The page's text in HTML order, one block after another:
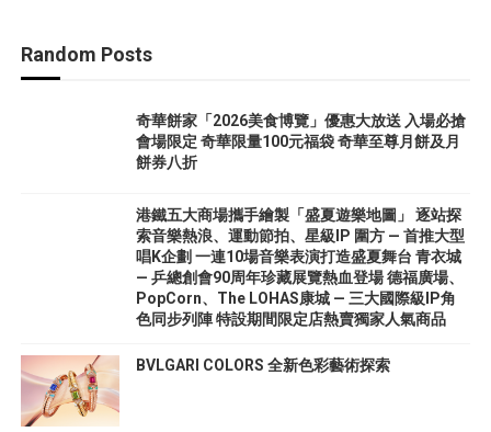
Random Posts
奇華餅家「2026美食博覽」優惠大放送 入場必搶
會場限定 奇華限量100元福袋 奇華至尊月餅及月
餅券八折
港鐵五大商場攜手繪製「盛夏遊樂地圖」 逐站探
索音樂熱浪、運動節拍、星級IP 圍方 — 首推大型
唱K企劃 一連10場音樂表演打造盛夏舞台 青衣城
— 乒總創會90周年珍藏展覽熱血登場 德福廣場、
PopCorn、The LOHAS康城 — 三大國際級IP角
色同步列陣 特設期間限定店熱賣獨家人氣商品
BVLGARI COLORS 全新色彩藝術探索